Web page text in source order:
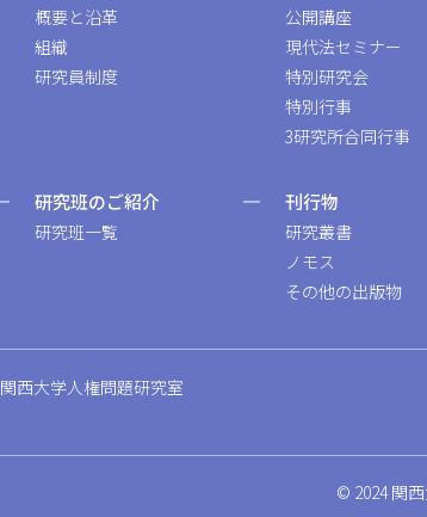
概要と沿革
組織
研究員制度
研究班のご紹介
研究班一覧
公開講座
現代法セミナー
特別研究会
特別行事
3研究所合同行事
刊行物
研究叢書
ノモス
その他の出版物
関西大学人権問題研究室
© 2024 関